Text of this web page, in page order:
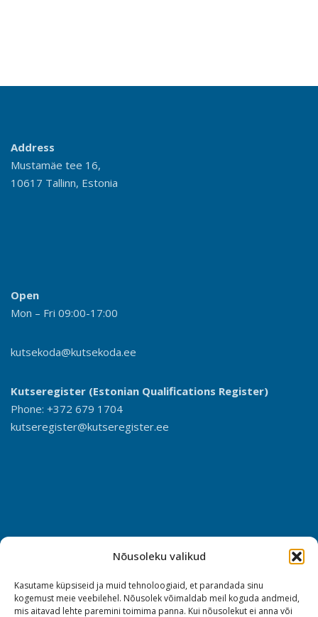
Nõusoleku valikud
Kasutame küpsiseid ja muid tehnoloogiaid, et parandada sinu
kogemust meie veebilehel. Nõusolek võimaldab meil koguda andmeid,
mis aitavad lehte paremini toimima panna. Kui nõusolekut ei anna või
Address
Mustamäe tee 16,
10617 Tallinn, Estonia
Open
Mon – Fri 09:00-17:00
kutsekoda@kutsekoda.ee
Kutseregister (Estonian Qualifications Register)
Phone: +372 679 1704
kutseregister@kutseregister.ee